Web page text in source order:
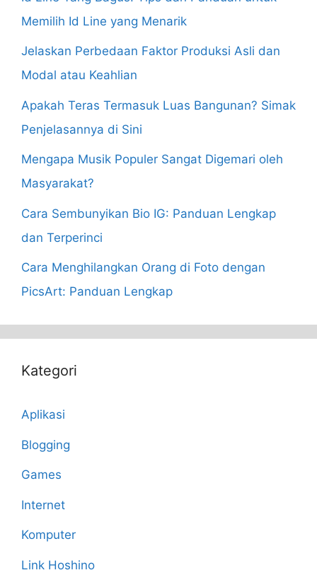
Memilih Id Line yang Menarik
Jelaskan Perbedaan Faktor Produksi Asli dan
Modal atau Keahlian
Apakah Teras Termasuk Luas Bangunan? Simak
Penjelasannya di Sini
Mengapa Musik Populer Sangat Digemari oleh
Masyarakat?
Cara Sembunyikan Bio IG: Panduan Lengkap
dan Terperinci
Cara Menghilangkan Orang di Foto dengan
PicsArt: Panduan Lengkap
Kategori
Aplikasi
Blogging
Games
Internet
Komputer
Link Hoshino